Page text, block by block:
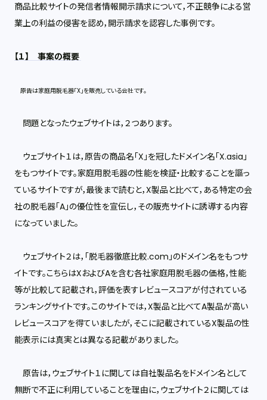
商品比較サイトの発信者情報開示請求について，不正競争による営
業上の利益の侵害を認め，開示請求を認容した事例です。
【１】 事案の概要
原告は家庭用脱毛器「X」を販売している会社です。
問題となったウェブサイトは，２つあります。
ウェブサイト１は，原告の商品名「X」を冠したドメイン名「X.asia」
をもつサイトです。家庭用脱毛器の性能を検証・比較することを謳っ
ているサイトですが，最後まで読むと，X製品と比べて，ある特定の会
社の脱毛器「A」の優位性を宣伝し，その販売サイトに誘導する内容
になっていました。
ウェブサイト２は，「脱毛器徹底比較.com」のドメイン名をもつサ
イトです。こちらはXおよびAを含む各社家庭用脱毛器の価格，性能
等が比較して記載され，評価を表すレビュースコアが付されている
ランキングサイトです。このサイトでは，X製品と比べてA製品が高い
レビュースコアを得ていましたが，そこに記載されているX製品の性
能表示には真実とは異なる記載がありました。
原告は，ウェブサイト１に関しては自社製品名をドメイン名として
無断で不正に利用していることを理由に，ウェブサイト２に関しては